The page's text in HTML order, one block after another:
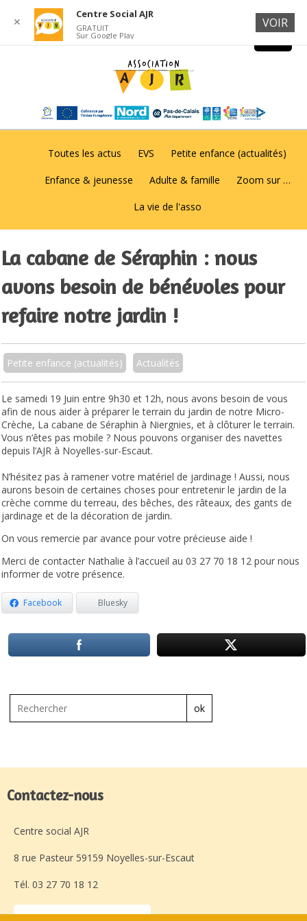
Toutes les actus EVS Petite enfance (actualités)
Enfance & jeunesse Adulte & famille Zoom sur …
La vie de l'asso
La cabane de Séraphin : nous
avons besoin de bénévoles pour
refaire notre jardin !
Petite enfance (actualités) Actualités
Le samedi 19 Juin entre 9h30 et 12h, nous avons besoin de vous
afin de nous aider à préparer le terrain du jardin de notre Micro-
Crèche, La cabane de Séraphin à Niergnies, et à clôturer le terrain.
Vous n’êtes pas mobile ? Nous pouvons organiser des navettes
depuis l’AJR à Noyelles-sur-Escaut.
N’hésitez pas à ramener votre matériel de jardinage ! Aussi, nous
aurons besoin de certaines choses pour entretenir le jardin de la
crèche comme du terreau, des bêches, des râteaux, des gants de
jardinage et de la décoration de jardin.
On vous remercie par avance pour votre précieuse aide !
Merci de contacter Nathalie à l’accueil au 03 27 70 18 12 pour nous
informer de votre présence.
Facebook Bluesky
ok
Contactez-nous
Centre social AJR
8 rue Pasteur 59159 Noyelles-sur-Escaut
Tél. 03 27 70 18 12
Laissez-nous un message
✕
Centre Social AJR
GRATUIT
Sur Google Play
VOIR